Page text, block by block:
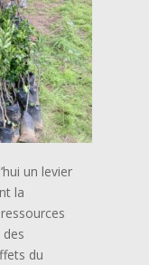
un levier
la
du